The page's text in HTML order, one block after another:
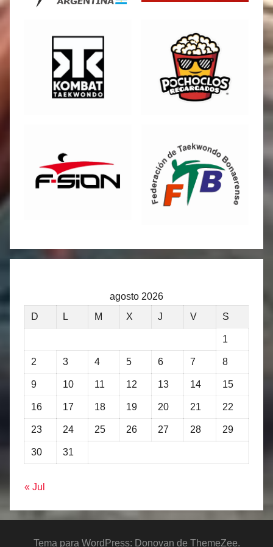
agosto 2026
D
L M X J V S
1
2 3 4 5 6 7 8
9 10 11 12 13 14 15
16 17 18 19 20 21 22
23 24 25 26 27 28 29
30 31
« Jul
Tema para WordPress: Donovan de ThemeZee.